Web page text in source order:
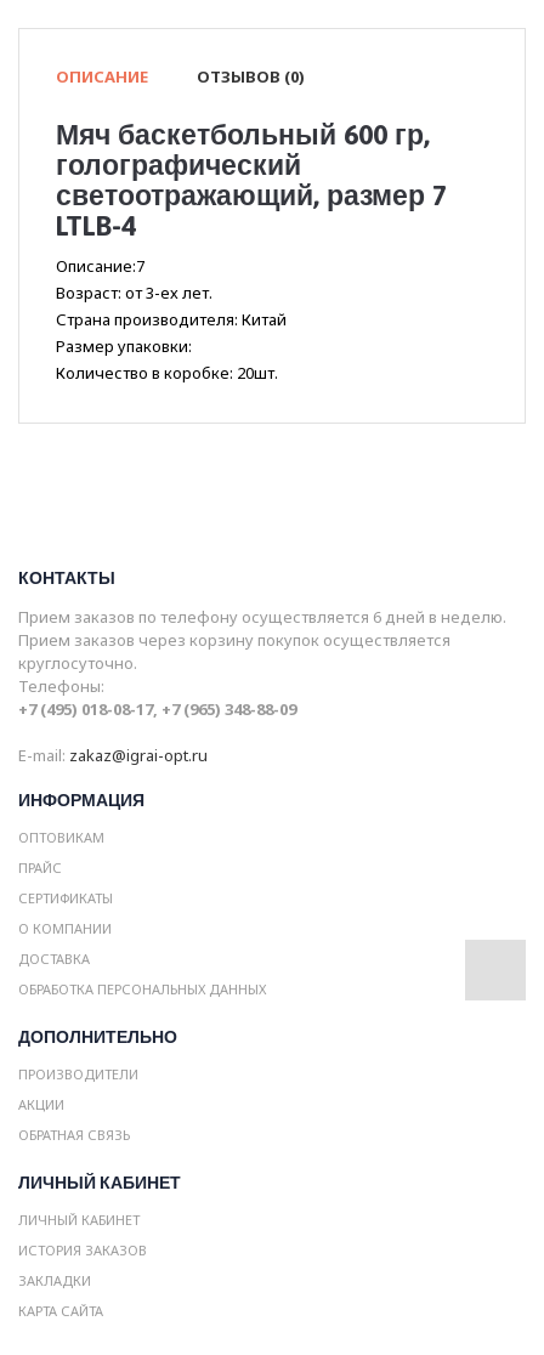
ОПИСАНИЕ ОТЗЫВОВ (0)
Мяч баскетбольный 600 гр,
голографический
светоотражающий, размер 7
LTLB-4
Описание:7
Возраст: от 3-ех лет.
Страна производителя: Китай
Размер упаковки:
Количество в коробке: 20шт.
КОНТАКТЫ
Прием заказов по телефону осуществляется 6 дней в неделю.
Прием заказов через корзину покупок осуществляется
круглосуточно.
Телефоны:
+7 (495) 018-08-17, +7 (965) 348-88-09
E-mail: zakaz@igrai-opt.ru
ИНФОРМАЦИЯ
ОПТОВИКАМ
ПРАЙС
СЕРТИФИКАТЫ
О КОМПАНИИ
ДОСТАВКА
ОБРАБОТКА ПЕРСОНАЛЬНЫХ ДАННЫХ
ДОПОЛНИТЕЛЬНО
ПРОИЗВОДИТЕЛИ
АКЦИИ
ОБРАТНАЯ СВЯЗЬ
ЛИЧНЫЙ КАБИНЕТ
ЛИЧНЫЙ КАБИНЕТ
ИСТОРИЯ ЗАКАЗОВ
ЗАКЛАДКИ
КАРТА САЙТА